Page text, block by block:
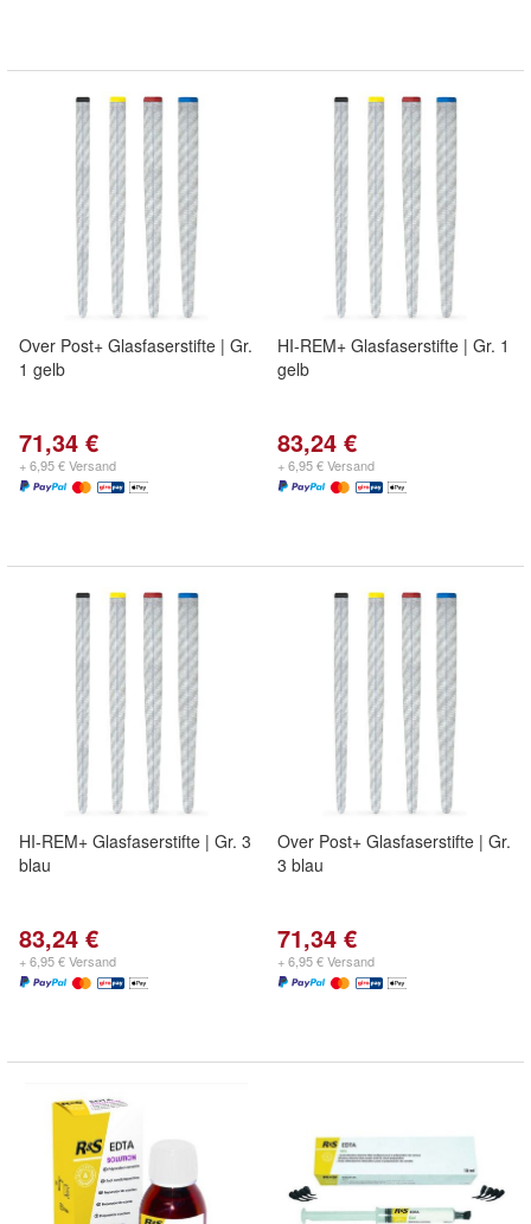
Over Post+ Glasfaserstifte | Gr.
1 gelb
71,34 €
+ 6,95 € Versand
HI-REM+ Glasfaserstifte | Gr. 1
gelb
83,24 €
+ 6,95 € Versand
HI-REM+ Glasfaserstifte | Gr. 3
blau
83,24 €
+ 6,95 € Versand
Over Post+ Glasfaserstifte | Gr.
3 blau
71,34 €
+ 6,95 € Versand